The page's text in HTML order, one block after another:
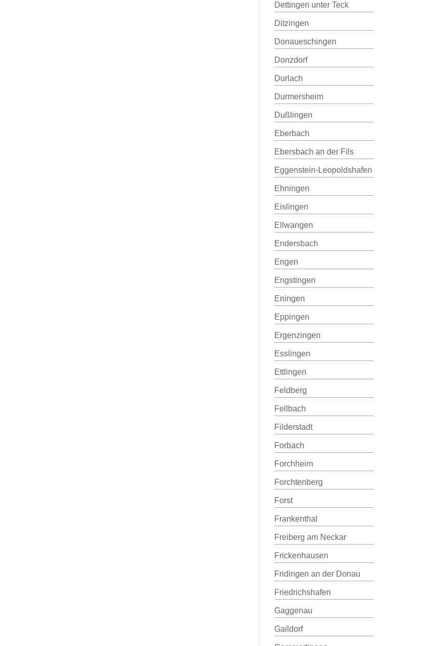
Dettingen unter Teck
Ditzingen
Donaueschingen
Donzdorf
Durlach
Durmersheim
Dußlingen
Eberbach
Ebersbach an der Fils
Eggenstein-Leopoldshafen
Ehningen
Eislingen
Ellwangen
Endersbach
Engen
Engstingen
Eningen
Eppingen
Ergenzingen
Esslingen
Ettlingen
Feldberg
Fellbach
Filderstadt
Forbach
Forchheim
Forchtenberg
Forst
Frankenthal
Freiberg am Neckar
Frickenhausen
Fridingen an der Donau
Friedrichshafen
Gaggenau
Gaildorf